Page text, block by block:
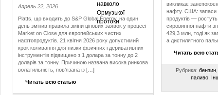
Апрель 22, 2026
Platts, що входить до S&P Global Energy, на один
день змінив правила зміни цінових заявок у процесі
Market on Close для європейських чистих
нафтопродуктів. 21 квітня 2026 року допустимий
крок коливання для низки фізичних і деривативних
інструментів підвищено з 1 долара за тонну до 2
доларів за тонну. Причиною названа висока ринкова
волатильність, пов’язана із […]
Читать всю статью
викликає
нафту. США: запаси
продуктів —
сировинної нафти
429,3 млн, тоді як
а дистилятного
Читать всю
Рубрика: бензин
паливо